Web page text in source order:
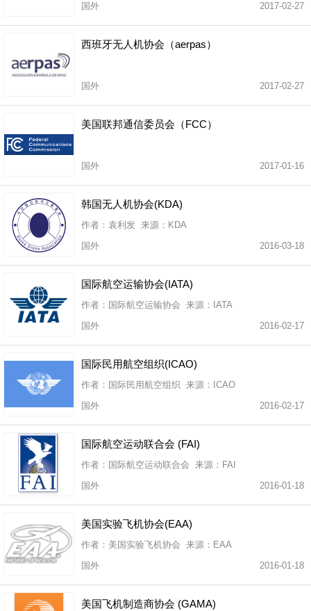
国外 2017-02-27
西班牙无人机协会（aerpas）
国外 2017-02-27
美国联邦通信委员会（FCC）
国外 2017-01-16
韩国无人机协会(KDA)
作者：袁利发 来源：KDA
国外
2016-03-18
国际航空运输协会(IATA)
作者：国际航空运输协会 来源：IATA
国外
2016-02-17
国际民用航空组织(ICAO)
作者：国际民用航空组织 来源：ICAO
国外
2016-02-17
国际航空运动联合会 (FAI)
作者：国际航空运动联合会 来源：FAI
国外
2016-01-18
美国实验飞机协会(EAA)
作者：美国实验飞机协会 来源：EAA
国外
2016-01-18
美国飞机制造商协会 (GAMA)